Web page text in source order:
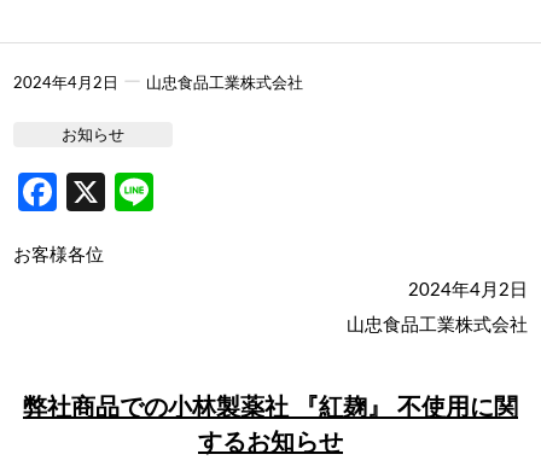
2024年4月2日 ー 山忠食品工業株式会社
お知らせ
Facebook
X
お客様各位
2024年4月2日
山忠食品工業株式会社
弊社商品での小林製薬社 『紅麹』 不使用に関
するお知らせ